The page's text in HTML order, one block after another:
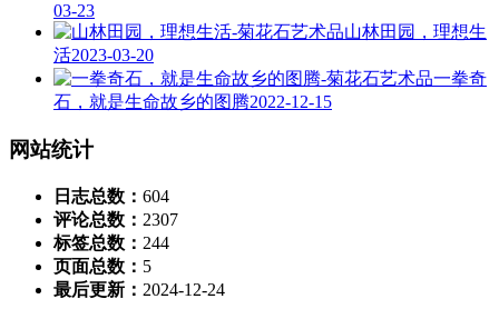
03-23
山林田园，理想生
活2023-03-20
一拳奇
石，就是生命故乡的图腾2022-12-15
网站统计
日志总数： 604
评论总数： 2307
标签总数： 244
页面总数： 5
最后更新： 2024-12-24